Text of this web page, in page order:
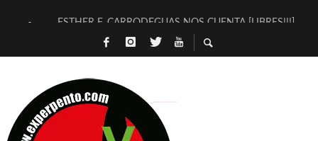
ESTHER F. CARRODEGUAS NOS CUENTA [LIBRES!!!]
[TERRA DE GUAPES] DE SANDRA MONFORT
TIMBRE 4, LA ESCUELA DEL DIRECTOR TEATRAL CLAUDIO
30 AÑOS (NO ES NADA) DE LA KATARSIS DEL TOMATAZO